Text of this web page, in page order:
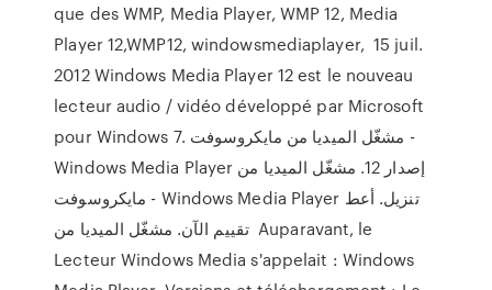
que des WMP, Media Player, WMP 12, Media
Player 12,WMP12, windowsmediaplayer, 15 juil.
2012 Windows Media Player 12 est le nouveau
lecteur audio / vidéo développé par Microsoft
pour Windows 7. مشغّل الميديا من مايكروسوفت -
Windows Media Player إصدار 12. مشغّل الميديا من
مايكروسوفت - Windows Media Player تنزيل. أعط
تقييم الآن. مشغّل الميديا من Auparavant, le
Lecteur Windows Media s'appelait : Windows